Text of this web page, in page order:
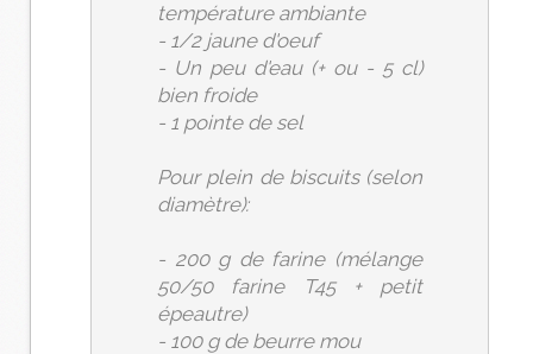
température ambiante
- 1/2 jaune d'oeuf
- Un peu d'eau (+ ou - 5 cl)
bien froide
- 1 pointe de sel
Pour plein de biscuits (selon
diamètre):
- 200 g de farine (mélange
50/50 farine T45 + petit
épeautre)
- 100 g de beurre mou